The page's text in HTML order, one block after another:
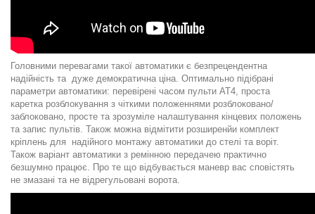
Головними перевагами такої автоматики є безпрецендентна
надійність та дуже демократична ціна. Оптимально підібрані
параметри автоматики: перевірені часом пульти AT4, проста
каретка розблокування з чіткими положеннями розблоковано/
заблоковано, просте та зрозуміле налаштування кінцевих положень
та запис пультів. Також можна відмітити розширенйи комплект
кріплень для надійного монтажу автоматики до стелі та воріт.
Також варіант автоматики з ремінною передачею практично
безшумно працює. Про те що відбувається маневр вас сповістять
не змазані та не відрегульовані ворота.